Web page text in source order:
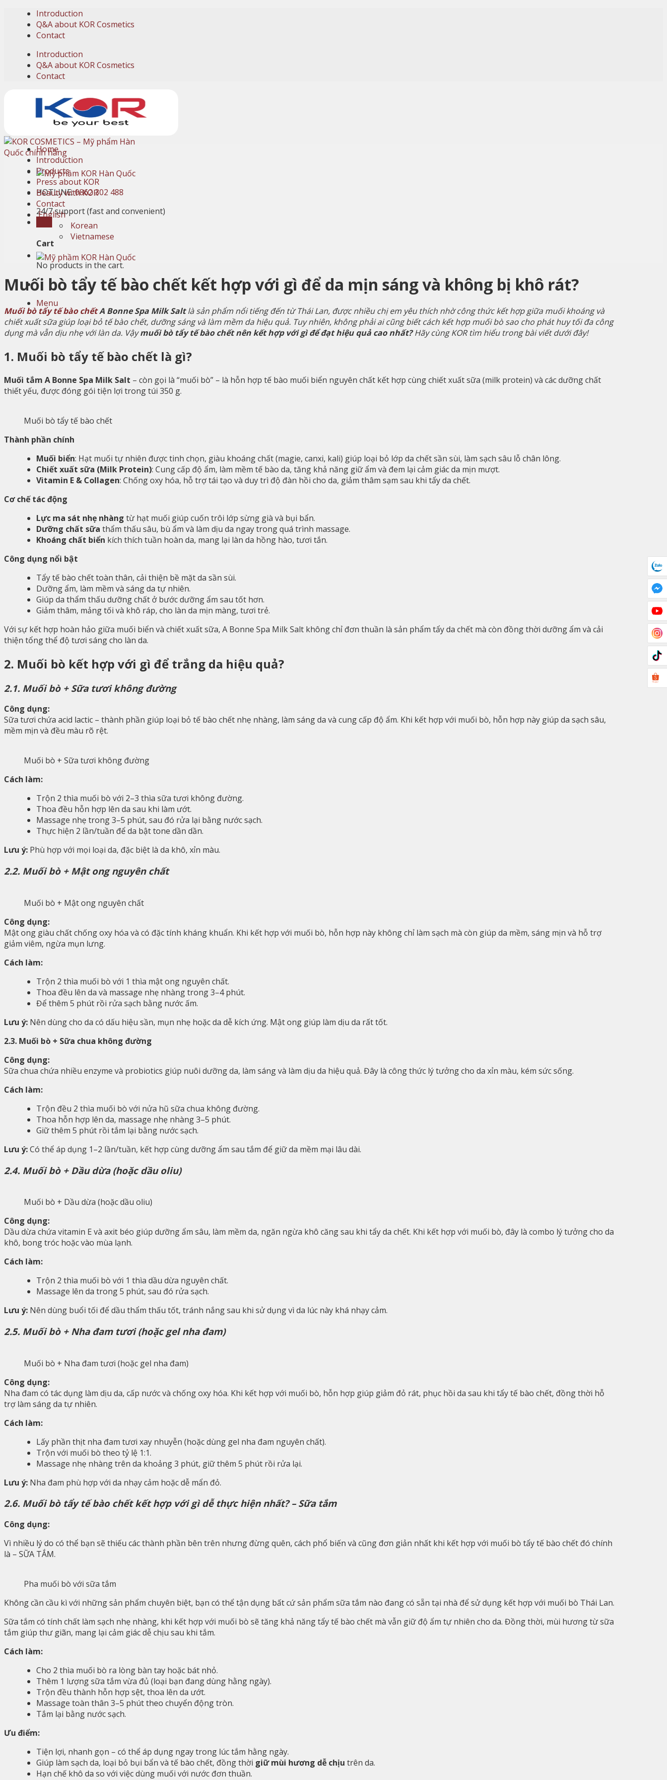
content
Introduction
Q&A about KOR Cosmetics
Contact
Introduction
Q&A about KOR Cosmetics
Contact
HOTLINE:0862 302 488
24/7 support (fast and convenient)
Cart
No products in the cart.
Menu
Home
Introduction
Products
Press about KOR
Beauty with KOR
Contact
English
Korean
Vietnamese
Muối bò tẩy tế bào chết kết hợp với gì để da mịn sáng và không bị khô rát?
Muối bò tẩy tế bào chếtA Bonne Spa Milk Saltlà sản phẩm nổi tiếng đến từ Thái Lan, được nhiều chị em yêu thích nhờ công thức kết hợp giữa muối khoáng và
chiết xuất sữa giúp loại bỏ tế bào chết, dưỡng sáng và làm mềm da hiệu quả. Tuy nhiên, không phải ai cũng biết cách kết hợp muối bò sao cho phát huy tối đa công
dụng mà vẫn dịu nhẹ với làn da. Vậymuối bò tẩy tế bào chết nên kết hợp với gì để đạt hiệu quả cao nhất?Hãy cùng KOR tìm hiểu trong bài viết dưới đây!
1. Muối bò tẩy tế bào chết là gì?
Muối tắm A Bonne Spa Milk Salt – còn gọi là “muối bò” – là hỗn hợp tế bào muối biển nguyên chất kết hợp cùng chiết xuất sữa (milk protein) và các dưỡng chất
thiết yếu, được đóng gói tiện lợi trong túi 350 g.
Muối bò tẩy tế bào chết
Thành phần chính
Muối biển: Hạt muối tự nhiên được tinh chọn, giàu khoáng chất (magie, canxi, kali) giúp loại bỏ lớp da chết sần sùi, làm sạch sâu lỗ chân lông.
Chiết xuất sữa (Milk Protein): Cung cấp độ ẩm, làm mềm tế bào da, tăng khả năng giữ ẩm và đem lại cảm giác da mịn mượt.
Vitamin E & Collagen: Chống oxy hóa, hỗ trợ tái tạo và duy trì độ đàn hồi cho da, giảm thâm sạm sau khi tẩy da chết.
Cơ chế tác động
Lực ma sát nhẹ nhàng từ hạt muối giúp cuốn trôi lớp sừng già và bụi bẩn.
Dưỡng chất sữa thẩm thấu sâu, bù ẩm và làm dịu da ngay trong quá trình massage.
Khoáng chất biển kích thích tuần hoàn da, mang lại làn da hồng hào, tươi tắn.
Công dụng nổi bật
Tẩy tế bào chết toàn thân, cải thiện bề mặt da sần sùi.
Dưỡng ẩm, làm mềm và sáng da tự nhiên.
Giúp da thẩm thấu dưỡng chất ở bước dưỡng ẩm sau tốt hơn.
Giảm thâm, mảng tối và khô ráp, cho làn da mịn màng, tươi trẻ.
Với sự kết hợp hoàn hảo giữa muối biển và chiết xuất sữa, A Bonne Spa Milk Salt không chỉ đơn thuần là sản phẩm tẩy da chết mà còn đồng thời dưỡng ẩm và cải
thiện tổng thể độ tươi sáng cho làn da.
2. Muối bò kết hợp với gì để trắng da hiệu quả?
2.1. Muối bò + Sữa tươi không đường
Công dụng:
Sữa tươi chứa acid lactic – thành phần giúp loại bỏ tế bào chết nhẹ nhàng, làm sáng da và cung cấp độ ẩm. Khi kết hợp với muối bò, hỗn hợp này giúp da sạch sâu,
mềm mịn và đều màu rõ rệt.
Muối bò + Sữa tươi không đường
Cách làm:
Trộn 2 thìa muối bò với 2–3 thìa sữa tươi không đường.
Thoa đều hỗn hợp lên da sau khi làm ướt.
Massage nhẹ trong 3–5 phút, sau đó rửa lại bằng nước sạch.
Thực hiện 2 lần/tuần để da bật tone dần dần.
Lưu ý: Phù hợp với mọi loại da, đặc biệt là da khô, xỉn màu.
2.2. Muối bò + Mật ong nguyên chất
Muối bò + Mật ong nguyên chất
Công dụng:
Mật ong giàu chất chống oxy hóa và có đặc tính kháng khuẩn. Khi kết hợp với muối bò, hỗn hợp này không chỉ làm sạch mà còn giúp da mềm, sáng mịn và hỗ trợ
giảm viêm, ngừa mụn lưng.
Cách làm:
Trộn 2 thìa muối bò với 1 thìa mật ong nguyên chất.
Thoa đều lên da và massage nhẹ nhàng trong 3–4 phút.
Để thêm 5 phút rồi rửa sạch bằng nước ấm.
Lưu ý: Nên dùng cho da có dấu hiệu sần, mụn nhẹ hoặc da dễ kích ứng. Mật ong giúp làm dịu da rất tốt.
2.3. Muối bò + Sữa chua không đường
Công dụng:
Sữa chua chứa nhiều enzyme và probiotics giúp nuôi dưỡng da, làm sáng và làm dịu da hiệu quả. Đây là công thức lý tưởng cho da xỉn màu, kém sức sống.
Cách làm:
Trộn đều 2 thìa muối bò với nửa hũ sữa chua không đường.
Thoa hỗn hợp lên da, massage nhẹ nhàng 3–5 phút.
Giữ thêm 5 phút rồi tắm lại bằng nước sạch.
Lưu ý:Có thể áp dụng 1–2 lần/tuần, kết hợp cùng dưỡng ẩm sau tắm để giữ da mềm mại lâu dài.
2.4. Muối bò + Dầu dừa (hoặc dầu oliu)
Muối bò + Dầu dừa (hoặc dầu oliu)
Công dụng:
Dầu dừa chứa vitamin E và axit béo giúp dưỡng ẩm sâu, làm mềm da, ngăn ngừa khô căng sau khi tẩy da chết. Khi kết hợp với muối bò, đây là combo lý tưởng cho da
khô, bong tróc hoặc vào mùa lạnh.
Cách làm:
Trộn 2 thìa muối bò với 1 thìa dầu dừa nguyên chất.
Massage lên da trong 5 phút, sau đó rửa sạch.
Lưu ý: Nên dùng buổi tối để dầu thẩm thấu tốt, tránh nắng sau khi sử dụng vì da lúc này khá nhạy cảm.
2.5. Muối bò + Nha đam tươi (hoặc gel nha đam)
Muối bò + Nha đam tươi (hoặc gel nha đam)
Công dụng:
Nha đam có tác dụng làm dịu da, cấp nước và chống oxy hóa. Khi kết hợp với muối bò, hỗn hợp giúp giảm đỏ rát, phục hồi da sau khi tẩy tế bào chết, đồng thời hỗ
trợ làm sáng da tự nhiên.
Cách làm:
Lấy phần thịt nha đam tươi xay nhuyễn (hoặc dùng gel nha đam nguyên chất).
Trộn với muối bò theo tỷ lệ 1:1.
Massage nhẹ nhàng trên da khoảng 3 phút, giữ thêm 5 phút rồi rửa lại.
Lưu ý: Nha đam phù hợp với da nhạy cảm hoặc dễ mẩn đỏ.
2.6. Muối bò tẩy tế bào chết kết hợp với gì dễ thực hiện nhất? – Sữa tắm
Công dụng:
Vì nhiều lý do có thể bạn sẽ thiếu các thành phần bên trên nhưng đừng quên, cách phổ biến và cũng đơn giản nhất khi kết hợp với muối bò tẩy tế bào chết đó chính
là – SỮA TẮM.
Pha muối bò với sữa tắm
Không cần cầu kì với những sản phẩm chuyên biệt, bạn có thể tận dụng bất cứ sản phẩm sữa tắm nào đang có sẵn tại nhà để sử dụng kết hợp với muối bò Thái Lan.
Sữa tắm có tính chất làm sạch nhẹ nhàng, khi kết hợp với muối bò sẽ tăng khả năng tẩy tế bào chết mà vẫn giữ độ ẩm tự nhiên cho da. Đồng thời, mùi hương từ sữa
tắm giúp thư giãn, mang lại cảm giác dễ chịu sau khi tắm.
Cách làm:
Cho 2 thìa muối bò ra lòng bàn tay hoặc bát nhỏ.
Thêm 1 lượng sữa tắm vừa đủ (loại bạn đang dùng hằng ngày).
Trộn đều thành hỗn hợp sệt, thoa lên da ướt.
Massage toàn thân 3–5 phút theo chuyển động tròn.
Tắm lại bằng nước sạch.
Ưu điểm:
Tiện lợi, nhanh gọn – có thể áp dụng ngay trong lúc tắm hằng ngày.
Giúp làm sạch da, loại bỏ bụi bẩn và tế bào chết, đồng thời giữ mùi hương dễ chịu trên da.
Hạn chế khô da so với việc dùng muối với nước đơn thuần.